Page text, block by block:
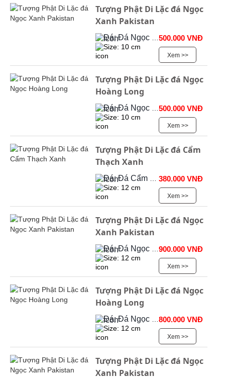
Tượng Phật Di Lặc đá Ngọc
Xanh Pakistan
Đá: Đá Ngọc Onyx
Size: 10 cm
500.000 VNĐ
Xem >>
Tượng Phật Di Lặc đá Ngọc
Hoàng Long
Đá: Đá Ngọc Onyx
Size: 10 cm
500.000 VNĐ
Xem >>
Tượng Phật Di Lặc đá Cẩm
Thạch Xanh
Đá: Đá Cẩm Thạch
Size: 12 cm
380.000 VNĐ
Xem >>
Tượng Phật Di Lặc đá Ngọc
Xanh Pakistan
Đá: Đá Ngọc Onyx
Size: 12 cm
900.000 VNĐ
Xem >>
Tượng Phật Di Lặc đá Ngọc
Hoàng Long
Đá: Đá Ngọc Onyx
Size: 12 cm
800.000 VNĐ
Xem >>
Tượng Phật Di Lặc đá Ngọc
Xanh Pakistan